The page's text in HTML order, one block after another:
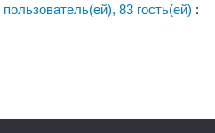
пользователь(ей), 83 гость(ей) :